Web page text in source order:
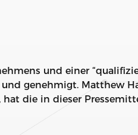
und einer
und genehmigt. Matthew
hat die in dieser